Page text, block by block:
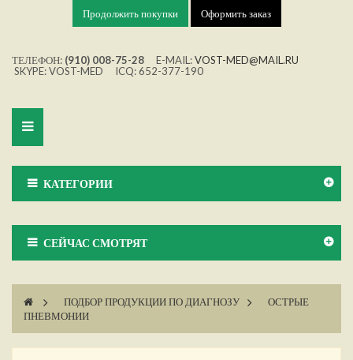
Продолжить покупки
Оформить заказ
ТЕЛЕФОН: (910) 008-75-28 E-MAIL:VOST-MED@MAIL.RU
SKYPE: VOST-MED ICQ: 652-377-190
Toggle
КАТЕГОРИИ
СЕЙЧАС СМОТРЯТ
> ПОДБОР ПРОДУКЦИИ ПО ДИАГНОЗУ >
ОСТРЫЕ
ПНЕВМОНИИ